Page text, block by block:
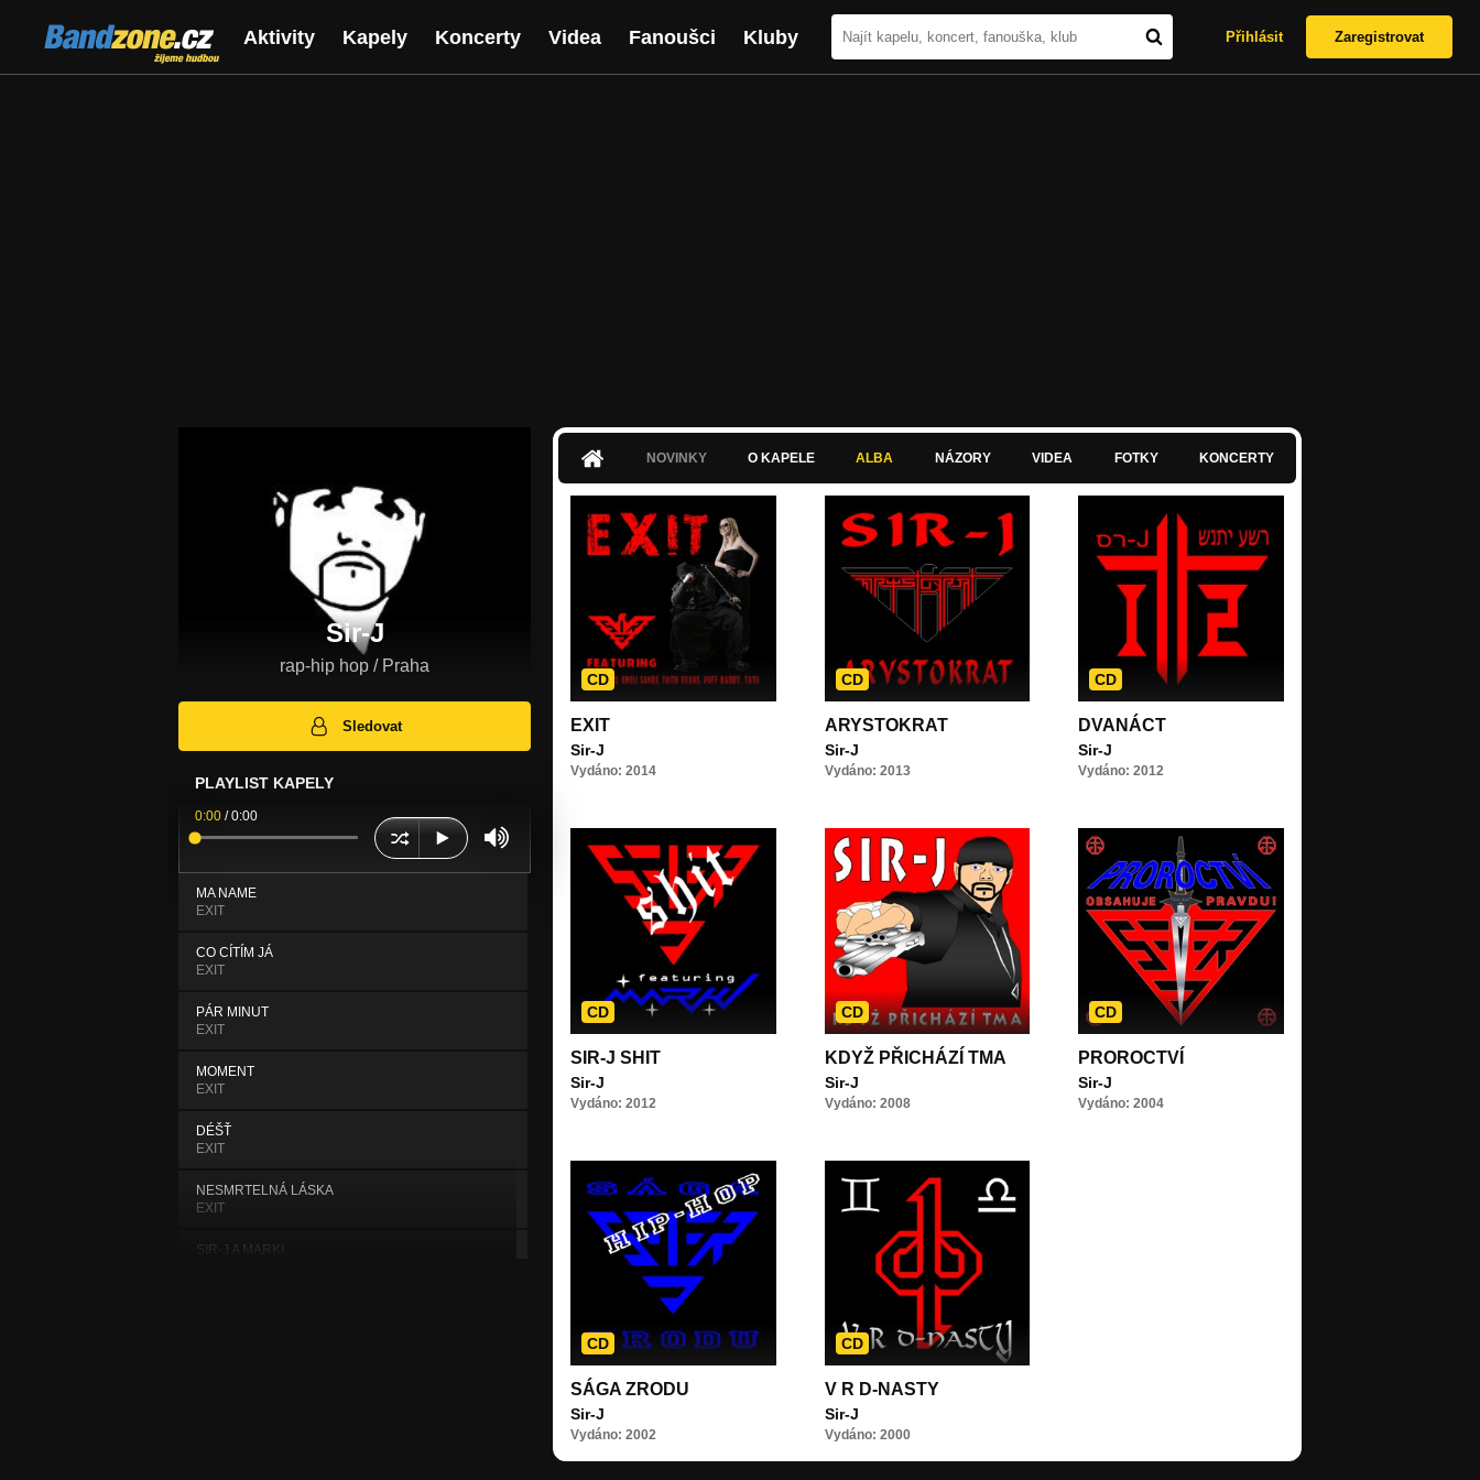
Bandzone.cz
žijeme hudbou
Aktivity Kapely Koncerty Videa Fanoušci Kluby Přihlásit Zaregistrovat
Sir-J
rap-hip hop / Praha
Sledovat
PLAYLIST KAPELY
0:00 /0:00
MA NAME
EXIT
CO CÍTÍM JÁ
EXIT
PÁR MINUT
EXIT
MOMENT
EXIT
DÉŠŤ
EXIT
NESMRTELNÁ LÁSKA
EXIT
SIR-J A MARKI
NOVINKY O KAPELE ALBA NÁZORY VIDEA FOTKY KONCERTY
CD
EXIT
Sir-J
Vydáno: 2014
CD
ARYSTOKRAT
Sir-J
Vydáno: 2013
CD
DVANÁCT
Sir-J
Vydáno: 2012
CD
SIR-J SHIT
Sir-J
Vydáno: 2012
CD
KDYŽ PŘICHÁZÍ TMA
Sir-J
Vydáno: 2008
CD
PROROCTVÍ
Sir-J
Vydáno: 2004
CD
SÁGA ZRODU
Sir-J
Vydáno: 2002
CD
V R D-NASTY
Sir-J
Vydáno: 2000